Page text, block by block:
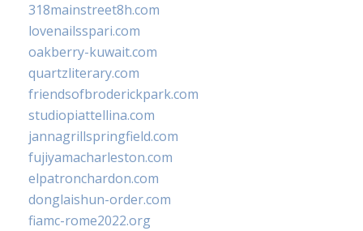
318mainstreet8h.com
lovenailsspari.com
oakberry-kuwait.com
quartzliterary.com
friendsofbroderickpark.com
studiopiattellina.com
jannagrillspringfield.com
fujiyamacharleston.com
elpatronchardon.com
donglaishun-order.com
fiamc-rome2022.org